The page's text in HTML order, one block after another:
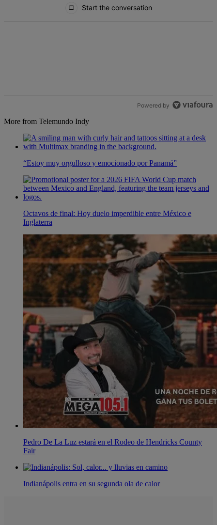
Start the conversation
Powered by
More from Telemundo Indy
“Estoy muy orgulloso y emocionado por Panamá”
Octavos de final: Hoy duelo imperdible entre México e
Inglaterra
Pedro De La Luz estará en el Rodeo de Hendricks County
Fair
Indianápolis entra en su segunda ola de calor